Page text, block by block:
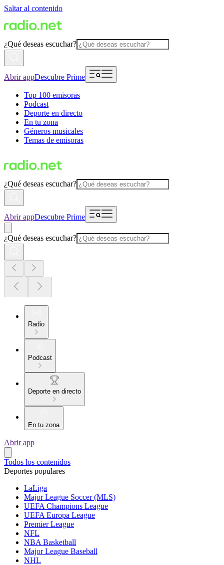
Saltar al contenido
¿Qué deseas escuchar?
Abrir appDescubre Prime
Top 100 emisoras
Podcast
Deporte en directo
En tu zona
Géneros musicales
Temas de emisoras
¿Qué deseas escuchar?
Abrir appDescubre Prime
¿Qué deseas escuchar?
Radio
Podcast
Deporte en directo
En tu zona
Abrir app
Todos los contenidos
Deportes populares
LaLiga
Major League Soccer (MLS)
UEFA Champions League
UEFA Europa League
Premier League
NFL
NBA Basketball
Major League Baseball
NHL